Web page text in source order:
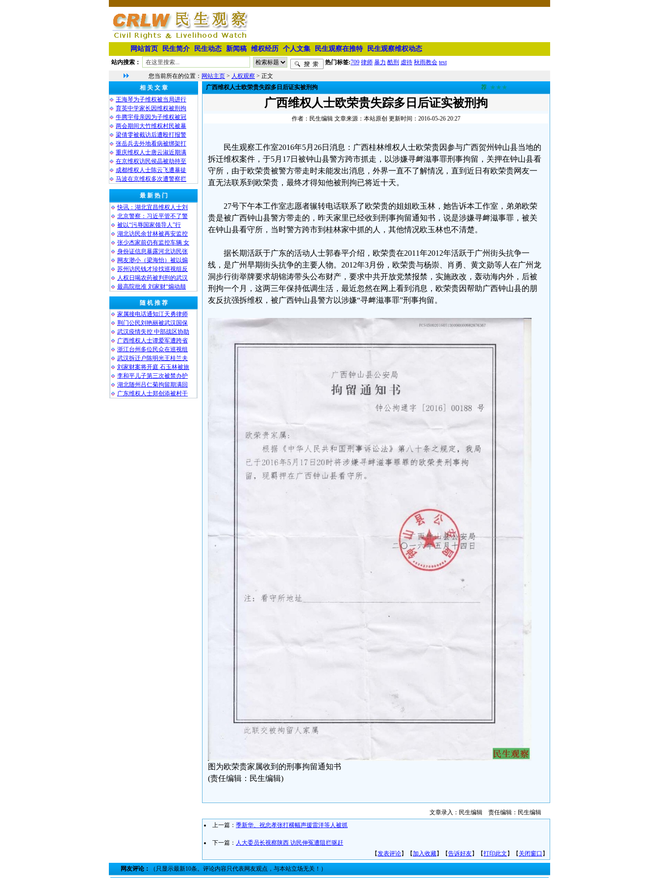
网站首页 民生简介 民生动态 新闻稿 维权经历 个人文集 民生观察在推特 民生观察维权动态
站内搜索： 热门标签:709 律师 暴力 酷刑 虐待 秋雨教会 test
您当前所在的位置： 网站主页 > 人权观察 > 正文
相 关 文 章
王海琴为子维权被当局进行
育英中学家长因维权被刑拘
牛腾宇母亲因为子维权被冠
两会期间大竹维权村民被暴
梁倩雯被截访后遭殴打报警
张岳兵去外地看病被绑架打
重庆维权人士唐云淑近期满
在京维权访民侯晶被劫持至
成都维权人士陈云飞遭暴徒
马波在京维权多次遭警察拦
最 新 热 门
快讯：湖北宜昌维权人士刘
北京警察：习近平管不了警
被以“污辱国家领导人”行
湖北访民余甘林被再安监控
张少杰家前仍有监控车辆 女
身份证信息暴露河北访民张
网友渺小（梁海怡）被以煽
苏州访民钱才珍找巡视组反
人权日喝农药被判刑的武汉
最高院批准 刘家财“煽动颠
随 机 推 荐
家属接电话通知江天勇律师
荆门公民刘艳丽被武汉国保
武汉疫情失控 中部战区协助
广西维权人士谭爱军遭跨省
浙江台州多位民众在巡视组
武汉拆迁户陈明光王桂兰夫
刘家财案将开庭 石玉林被旅
李和平儿子第三次被禁办护
湖北随州吕仁菊拘留期满回
广东维权人士郑创添被村干
广西维权人士欧荣贵失踪多日后证实被刑拘 荐 ★★★
广西维权人士欧荣贵失踪多日后证实被刑拘
作者：民生编辑 文章来源：本站原创 更新时间：2016-05-26 20:27
民生观察工作室2016年5月26日消息：广西桂林维权人士欧荣贵因参与广西贺州钟山县当地的
拆迁维权案件，于5月17日被钟山县警方跨市抓走，以涉嫌寻衅滋事罪刑事拘留，关押在钟山县看
守所，由于欧荣贵被警方带走时未能发出消息，外界一直不了解情况，直到近日有欧荣贵网友一
直无法联系到欧荣贵，最终才得知他被刑拘已将近十天。
27号下午本工作室志愿者辗转电话联系了欧荣贵的姐姐欧玉林，她告诉本工作室，弟弟欧荣
贵是被广西钟山县警方带走的，昨天家里已经收到刑事拘留通知书，说是涉嫌寻衅滋事罪，被关
在钟山县看守所，当时警方跨市到桂林家中抓的人，其他情况欧玉林也不清楚。
据长期活跃于广东的活动人士郭春平介绍，欧荣贵在2011年2012年活跃于广州街头抗争一
线，是广州早期街头抗争的主要人物。2012年3月份，欧荣贵与杨崇、肖勇、黄文勋等人在广州龙
洞步行街举牌要求胡锦涛带头公布财产，要求中共开放党禁报禁，实施政改，轰动海内外，后被
刑拘一个月，这两三年保持低调生活，最近忽然在网上看到消息，欧荣贵因帮助广西钟山县的朋
友反抗强拆维权，被广西钟山县警方以涉嫌“寻衅滋事罪”刑事拘留。
图为欧荣贵家属收到的刑事拘留通知书
(责任编辑：民生编辑)
文章录入：民生编辑 责任编辑：民生编辑
上一篇： 季新华、祝忠孝张打横幅声援雷洋等人被抓
下一篇： 人大委员长视察陕西 访民伸冤遭阻拦驱赶
【发表评论】【加入收藏】【告诉好友】【打印此文 】【 关闭窗口 】
网友评论： （只显示最新10条。评论内容只代表网友观点，与本站立场无关！）